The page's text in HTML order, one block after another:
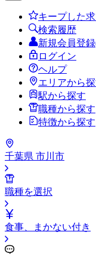
キープした
検索履歴
新規会員登
ログイン
ヘルプ
エリアから
駅から探す
職種から探す
特徴から探す
千葉県 市川市
職種を選択
食事、まかない付き